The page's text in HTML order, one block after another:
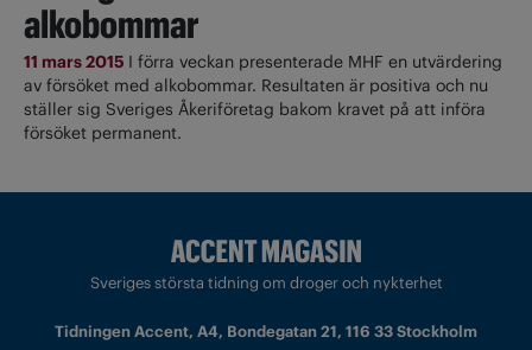
alkobommar
11 mars 2015 I förra veckan presenterade MHF en utvärdering
av försöket med alkobommar. Resultaten är positiva och nu
ställer sig Sveriges Åkeriföretag bakom kravet på att införa
försöket permanent.
Sveriges största tidning om droger och nykterhet
Tidningen Accent, A4, Bondegatan 21, 116 33 Stockholm